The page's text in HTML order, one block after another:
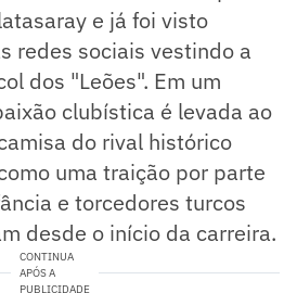
e já foi visto
redes sociais vestindo a
dos "Leões". Em um
clubística é levada ao
do rival histórico
uma traição por parte
e torcedores turcos
desde o início da carreira.
CONTINUA
APÓS A
PUBLICIDADE